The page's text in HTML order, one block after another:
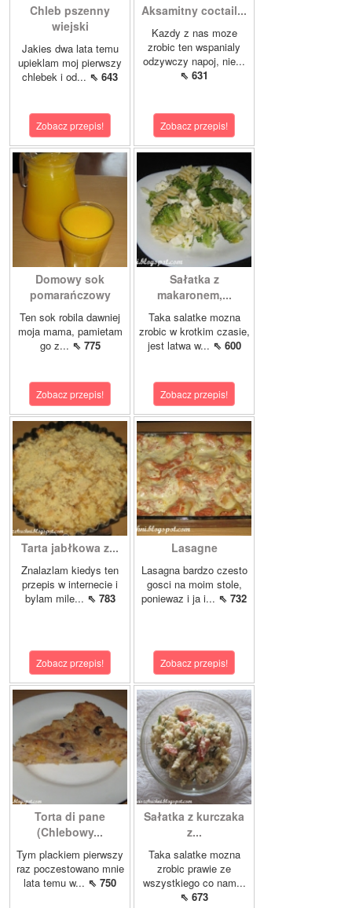
Chleb pszenny
wiejski
Jakies dwa lata temu
upieklam moj pierwszy
chlebek i od... ⇖ 643
Zobacz przepis!
Aksamitny coctail...
Kazdy z nas moze
zrobic ten wspanialy
odzywczy napoj, nie...
⇖ 631
Zobacz przepis!
Domowy sok
pomarańczowy
Ten sok robila dawniej
moja mama, pamietam
go z... ⇖ 775
Zobacz przepis!
Sałatka z
makaronem,...
Taka salatke mozna
zrobic w krotkim czasie,
jest latwa w... ⇖ 600
Zobacz przepis!
Tarta jabłkowa z...
Znalazlam kiedys ten
przepis w internecie i
bylam mile... ⇖ 783
Zobacz przepis!
Lasagne
Lasagna bardzo czesto
gosci na moim stole,
poniewaz i ja i... ⇖ 732
Zobacz przepis!
Torta di pane
(Chlebowy...
Tym plackiem pierwszy
raz poczestowano mnie
lata temu w... ⇖ 750
Sałatka z kurczaka
z...
Taka salatke mozna
zrobic prawie ze
wszystkiego co nam...
⇖ 673